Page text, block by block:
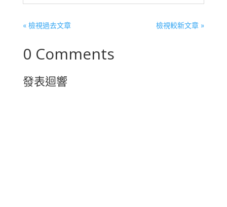
« 檢視過去文章 檢視較新文章 »
0 Comments
發表迴響